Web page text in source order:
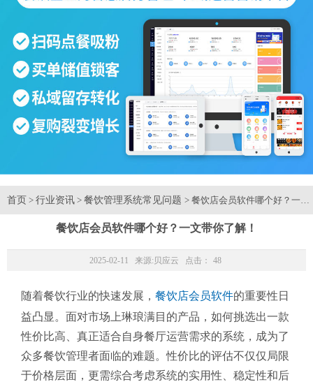
首页 > 行业资讯 > 餐饮管理系统常见问题 > 餐饮店会员软件哪个好？一文
餐饮店会员软件哪个好？一文带你了解！
2025-02-11 来源: 贝应云 点击： 48
随着餐饮行业的快速发展， 餐饮店会员软件的重要性日
益凸显。面对市场上琳琅满目的产品，如何挑选出一款
性价比高、真正适合自身餐厅运营需求的系统，成为了
众多餐饮管理者面临的难题。性价比的评估不仅仅局限
于价格层面，更需综合考虑系统的实用性、稳定性和后